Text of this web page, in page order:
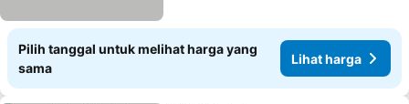
Pilih tanggal untuk melihat harga yang
sama
Lihat harga